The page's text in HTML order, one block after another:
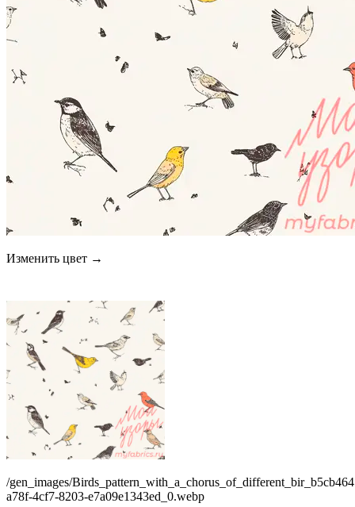
Изменить цвет →
/gen_images/
a78f-4cf7-8203-e7a09e1343ed_0.webp